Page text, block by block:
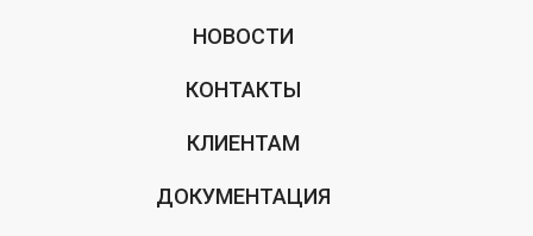
НОВОСТИ
КОНТАКТЫ
КЛИЕНТАМ
ДОКУМЕНТАЦИЯ